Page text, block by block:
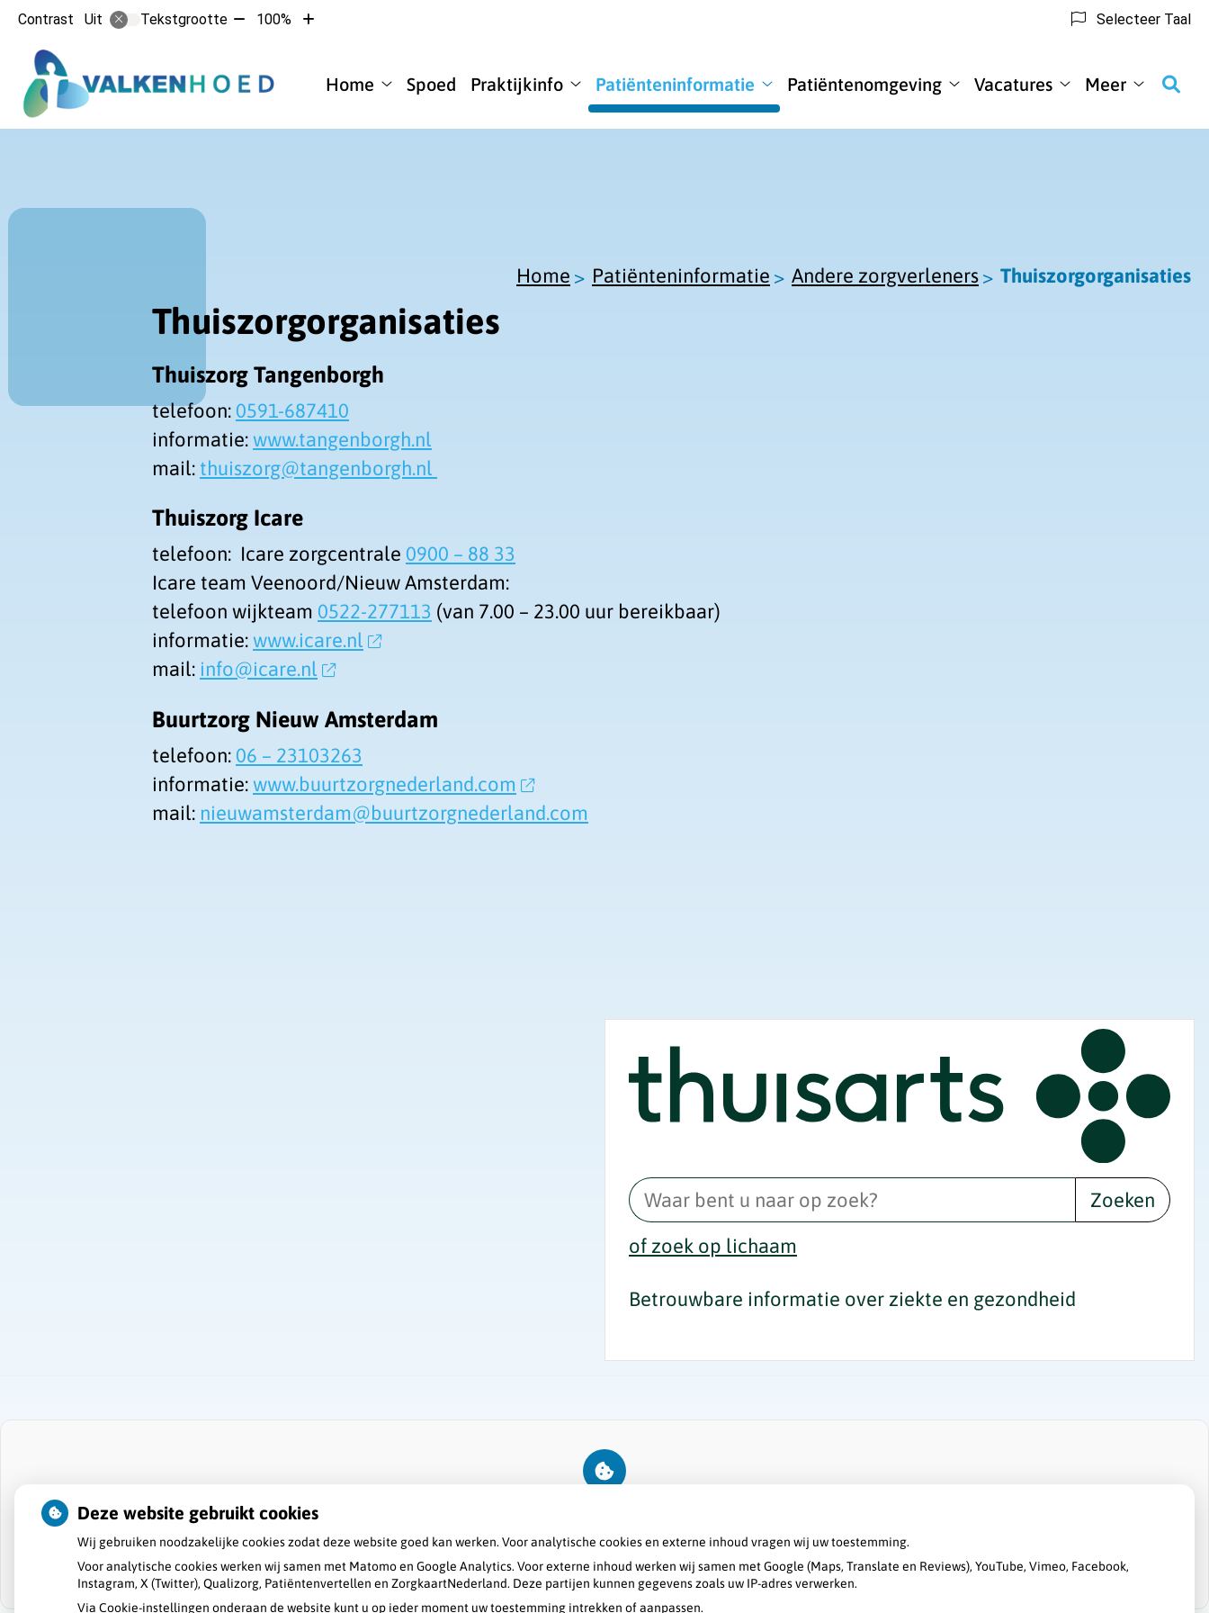
Contrast Uit Tekstgrootte Tekst
10%
100%
Tekst
10%
Selecteer Taal
Home
Home
Spoed Praktijkinfo
submenu
Patiënteninformatie
Patiënteninformatie
submenu
Patiëntenomgeving Vacatures Meer
Home Patiënteninformatie Andere zorgverleners Thuiszorgorganisaties
Thuiszorgorganisaties
Thuiszorg Tangenborgh
telefoon: 0591-687410
informatie:www.tangenborgh.nl
mail: thuiszorg@tangenborgh.nl
Thuiszorg Icare
telefoon: Icare zorgcentrale 0900 – 88 33
Icare team Veenoord/Nieuw Amsterdam:
telefoon wijkteam 0522-277113 (van 7.00 – 23.00 uur bereikbaar)
informatie:www.icare.nl
mail: info@icare.nl
Buurtzorg Nieuw Amsterdam
telefoon: 06 – 23103263
informatie:www.buurtzorgnederland.com
mail: nieuwamsterdam@buurtzorgnederland.com
Zoeken
of zoek op lichaam
Betrouwbare informatie over ziekte en gezondheid
Cookie-instellingen wijzigen
Deze website gebruikt cookies
Wij gebruiken noodzakelijke cookies zodat deze website goed kan werken. Voor analytische cookies en externe inhoud vragen wij uw toestemming.
Voor analytische cookies werken wij samen met Matomo en Google Analytics. Voor externe inhoud werken wij samen met Google (Maps, Translate en Reviews), YouTube, Vimeo, Facebook,
Instagram, X (Twitter), Qualizorg, Patiëntenvertellen en ZorgkaartNederland. Deze partijen kunnen gegevens zoals uw IP-adres verwerken.
Via Cookie-instellingen onderaan de website kunt u op ieder moment uw toestemming intrekken of aanpassen.